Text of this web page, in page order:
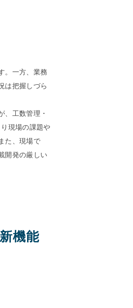
。一方、業務
は把握しづら
、工数管理・
現場の課題や
た、現場で
開発の厳しい
機能